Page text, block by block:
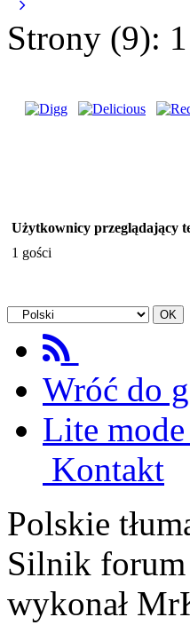
Strony (9): 1
Użytkownicy przeglądający
1 gości
Wróć do
Lite mode
Kontakt
Polskie
Silnik forum
wykonał